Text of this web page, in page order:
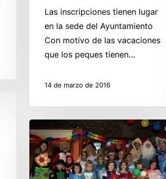
Las inscripciones tienen lugar
en la sede del Ayuntamiento
Con motivo de las vacaciones
que los peques tienen…
14 de marzo de 2016
Clausurada
con
éxito
la